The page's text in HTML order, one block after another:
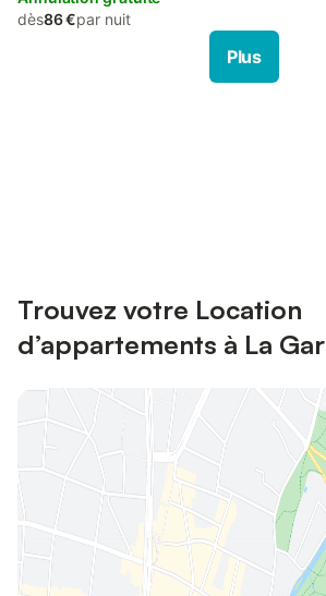
dès86 €par nuit
Plus
Trouvez votre Location
d’appartements à La